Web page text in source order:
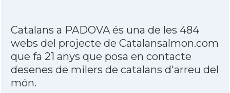
Catalans a PADOVA és una de les 484
webs del projecte de Catalansalmon.com
que fa 21 anys que posa en contacte
desenes de milers de catalans d'arreu del
món.